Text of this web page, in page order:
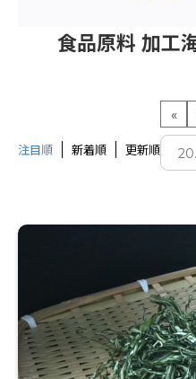
食品原料 加工
«
注目順 新着順 更新順